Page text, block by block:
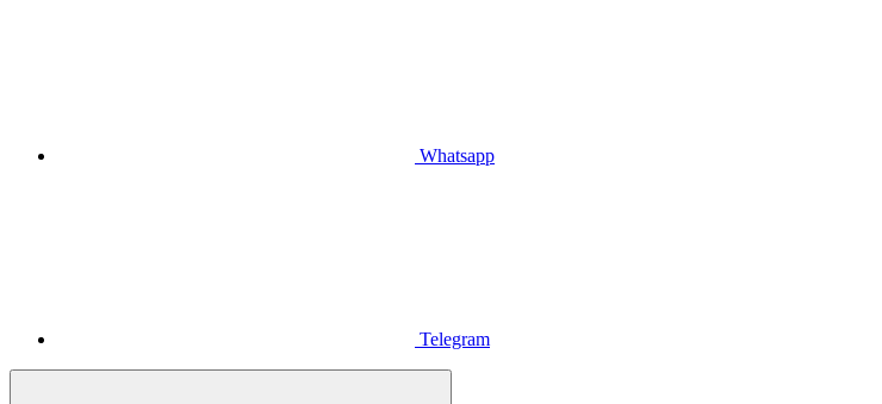
Whatsapp
Telegram